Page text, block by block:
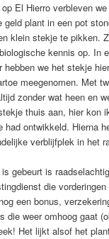
El Hierro verbleven
geld plant in een pot
klein stekje te pikken.
kennis op. In
hebben we het stekje
meegenomen. Met
zonder wat heen en
thuis aan, hier kon
had ontwikkeld. Hierna
verblijfplek in het
gebeurt is
die
een bonus,
die weer omhoog gaat
Het lijkt alsof het